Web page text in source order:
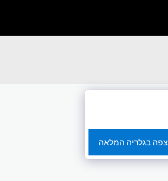
צפה בגלריה המלאה